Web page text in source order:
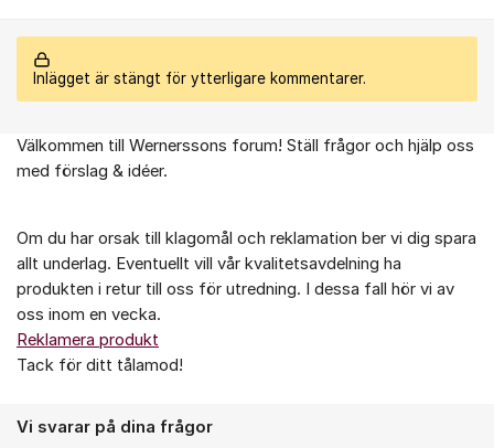
Inlägget är stängt för ytterligare kommentarer.
Om forumet
Välkommen till Wernerssons forum! Ställ frågor och hjälp oss
med förslag & idéer.
Om du har orsak till klagomål och reklamation ber vi dig spara
allt underlag. Eventuellt vill vår kvalitetsavdelning ha
produkten i retur till oss för utredning. I dessa fall hör vi av
oss inom en vecka.
Reklamera produkt
Tack för ditt tålamod!
Vi svarar på dina frågor